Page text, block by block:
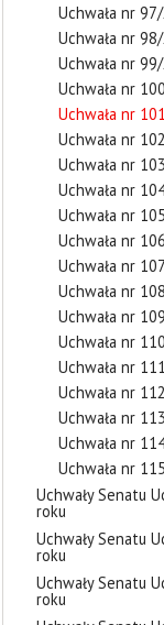
Uchwała nr
Uchwała nr
Uchwała nr
Uchwała nr
Uchwała nr
Uchwała nr
Uchwała nr
Uchwała nr
Uchwała nr
Uchwała nr
Uchwała nr
Uchwała nr
Uchwała nr
Uchwała nr
Uchwała nr
Uchwała nr
Uchwała nr
Uchwała nr
Uchwała nr
Uchwały Senatu
roku
Uchwały Senatu
roku
Uchwały Senatu
roku